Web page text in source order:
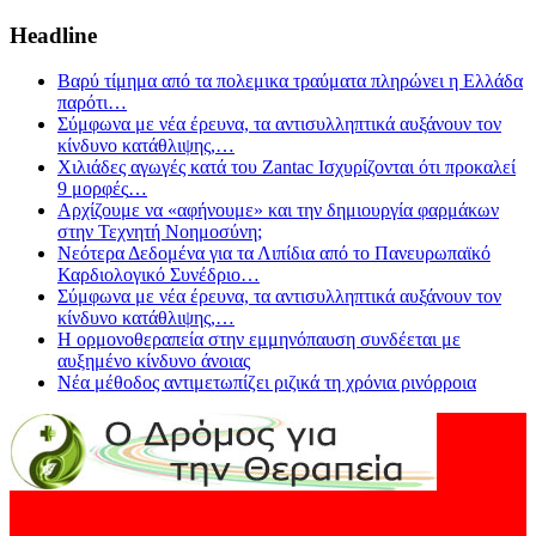
Headline
Βαρύ τίμημα από τα πολεμικα τραύματα πληρώνει η Ελλάδα
παρότι…
Σύμφωνα με νέα έρευνα, τα αντισυλληπτικά αυξάνουν τον
κίνδυνο κατάθλιψης,…
Χιλιάδες αγωγές κατά του Zantac Ισχυρίζονται ότι προκαλεί
9 μορφές…
Αρχίζουμε να «αφήνουμε» και την δημιουργία φαρμάκων
στην Τεχνητή Νοημοσύνη;
Νεότερα Δεδομένα για τα Λιπίδια από το Πανευρωπαϊκό
Καρδιολογικό Συνέδριο…
Σύμφωνα με νέα έρευνα, τα αντισυλληπτικά αυξάνουν τον
κίνδυνο κατάθλιψης,…
Η ορμονοθεραπεία στην εμμηνόπαυση συνδέεται με
αυξημένο κίνδυνο άνοιας
Νέα μέθοδος αντιμετωπίζει ριζικά τη χρόνια ρινόρροια